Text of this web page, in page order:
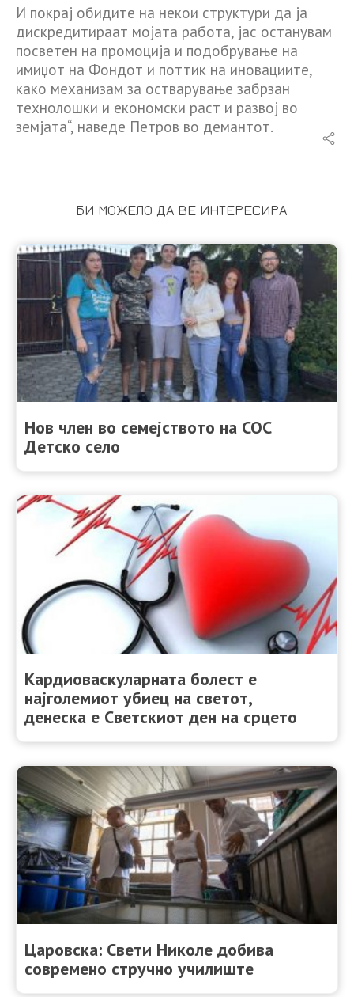
И покрај обидите на некои структури да ја
дискредитираат мојата работа, јас останувам
посветен на промоција и подобрување на
имиџот на Фондот и поттик на иновациите,
како механизам за остварување забрзан
технолошки и економски раст и развој во
земјата“, наведе Петров во демантот.
БИ МОЖЕЛО ДА ВЕ ИНТЕРЕСИРА
Нов член во семејството на СОС
Детско село
Кардиоваскуларната болест е
најголемиот убиец на светот,
денеска е Светскиот ден на срцето
Царовска: Свети Николе добива
современо стручно училиште